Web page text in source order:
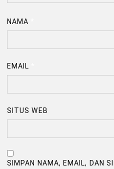
NAMA
EMAIL
SITUS WEB
SIMPAN NAMA, EMAIL, DAN